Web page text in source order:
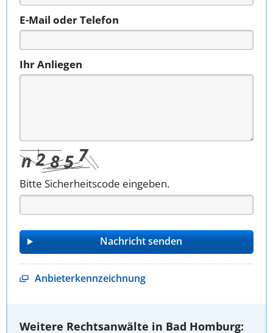
E-Mail oder Telefon
Ihr Anliegen
Bitte Sicherheitscode eingeben.
Anbieterkennzeichnung
Weitere Rechtsanwälte in Bad Homburg: